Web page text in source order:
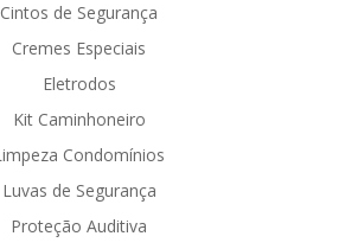
Cintos de Segurança
Cremes Especiais
Eletrodos
Kit Caminhoneiro
Condomínios
Luvas de Segurança
Proteção Auditiva